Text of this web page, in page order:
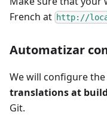
French at http://
Automatizar
We will configure the
translations at
Git.